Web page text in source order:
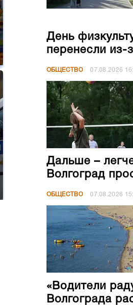
День
перенесли из-
ОБЩЕСТВО 07.08.2026
Дальше –
Волгоград
ОБЩЕСТВО 07.08.2026
«Водители
Волгограда